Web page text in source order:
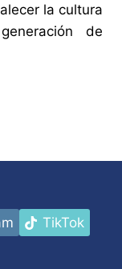
la cultura
de
TikTok